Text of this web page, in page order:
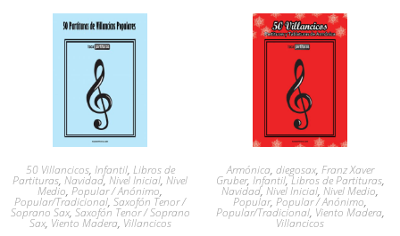
50 Villancicos, Infantil, Libros de
Partituras, Navidad, Nivel Inicial, Nivel
Medio, Popular / Anónimo,
Popular/Tradicional, Saxofón Tenor /
Soprano Sax, Saxofón Tenor / Soprano
Sax, Viento Madera, Villancicos
Armónica, diegosax, Franz Xaver
Gruber, Infantil,Libros de Partituras,
Navidad, Nivel Inicial, Nivel Medio,
Popular, Popular / Anónimo,
Popular/Tradicional, Viento Madera,
Villancicos